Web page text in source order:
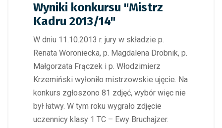
Wyniki konkursu "Mistrz
Kadru 2013/14"
W dniu 11.10.2013 r. jury w składzie p.
Renata Woroniecka, p. Magdalena Drobnik, p.
Małgorzata Frączek i p. Włodzimierz
Krzemiński wyłoniło mistrzowskie ujęcie. Na
konkurs zgłoszono 81 zdjęć, wybór więc nie
był łatwy. W tym roku wygrało zdjęcie
uczennicy klasy 1 TC – Ewy Bruchajzer.